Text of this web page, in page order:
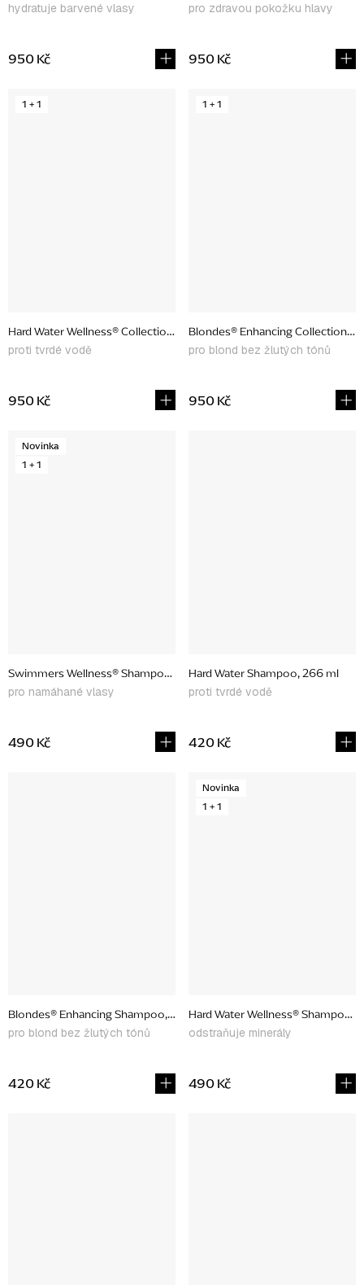
hydratuje barvené vlasy
950 Kč
pro zdravou pokožku hlavy
950 Kč
1 + 1
Hard Water Wellness® Collection, výhodný set
proti tvrdé vodě
950 Kč
1 + 1
Blondes® Enhancing Collection,
pro blond bez žlutých tónů
950 Kč
Novinka
1 + 1
Swimmers Wellness® Shampoo & Conditioner, set produktů
pro namáhané vlasy
490 Kč
Hard Water Shampoo, 266 ml
proti tvrdé vodě
420 Kč
Blondes® Enhancing Shampoo, 266 ml
pro blond bez žlutých tónů
420 Kč
Novinka
1 + 1
Hard Water Wellness® Shampoo
odstraňuje minerály
490 Kč